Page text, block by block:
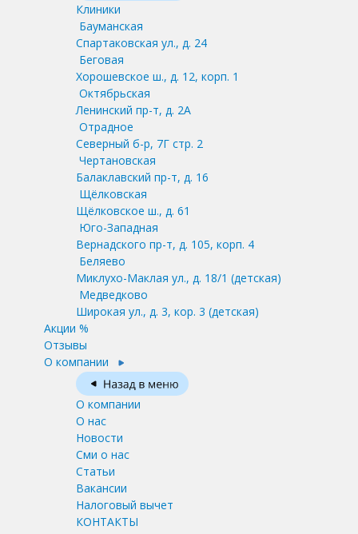
Клиники
Бауманская
Спартаковская ул., д. 24
Беговая
Хорошевское ш., д. 12, корп. 1
Октябрьская
Ленинский пр-т, д. 2А
Отрадное
Северный б-р, 7Г стр. 2
Чертановская
Балаклавский пр-т, д. 16
Щёлковская
Щёлковское ш., д. 61
Юго-Западная
Вернадского пр-т, д. 105, корп. 4
Беляево
Миклухо-Маклая ул., д. 18/1 (детская)
Медведково
Широкая ул., д. 3, кор. 3 (детская)
Акции %
Отзывы
О компании
О компании
О нас
Новости
Сми о нас
Статьи
Вакансии
Налоговый вычет
КОНТАКТЫ